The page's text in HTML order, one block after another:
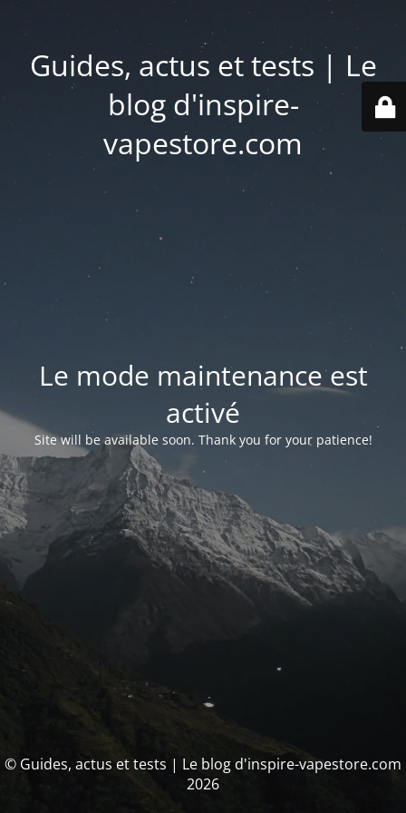
Guides, actus et tests | Le
blog d'inspire-
vapestore.com
Le mode maintenance est
activé
Site will be available soon. Thank you for your patience!
© Guides, actus et tests | Le blog d'inspire-vapestore.com
2026